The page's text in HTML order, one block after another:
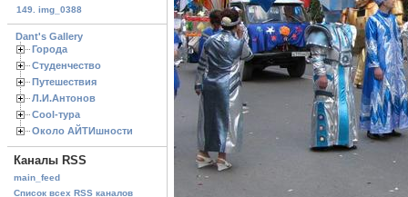
149. img_0388
Dant's Gallery
Города
Студенчество
Путешествия
Л.И.Антонов
Cool-тура
Около АЙТИшности
Каналы RSS
main_feed
Список всех RSS каналов